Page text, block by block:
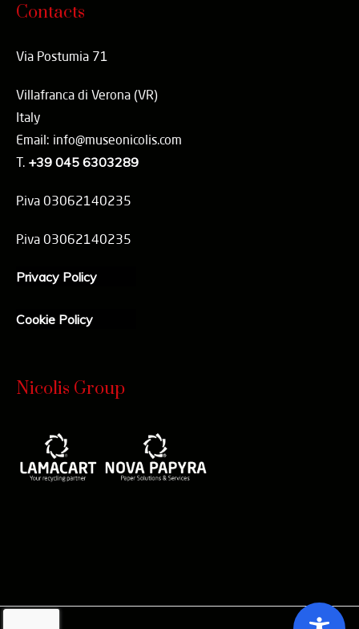
Contacts
Via Postumia 71
Villafranca di Verona (VR)
Italy
Email: info@museonicolis.com
T. +39 045 6303289
P.iva 03062140235
P.iva 03062140235
Privacy Policy
Cookie Policy
Nicolis Group